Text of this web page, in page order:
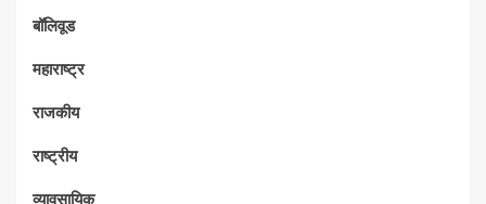
बॉलिवूड
महाराष्ट्र
राजकीय
राष्ट्रीय
व्यावसायिक